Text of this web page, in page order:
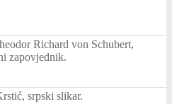
Richard von Schubert,
zapovjednik.
srpski slikar.